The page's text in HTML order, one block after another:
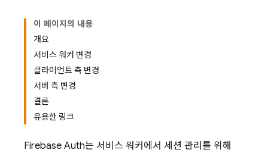
이 페이지의 내용
개요
서비스 워커 변경
클라이언트 측 변경
서버 측 변경
결론
유용한 링크
Firebase Auth는 서비스 워커에서 세션 관리를 위해